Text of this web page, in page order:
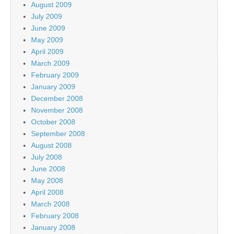
August 2009
July 2009
June 2009
May 2009
April 2009
March 2009
February 2009
January 2009
December 2008
November 2008
October 2008
September 2008
August 2008
July 2008
June 2008
May 2008
April 2008
March 2008
February 2008
January 2008